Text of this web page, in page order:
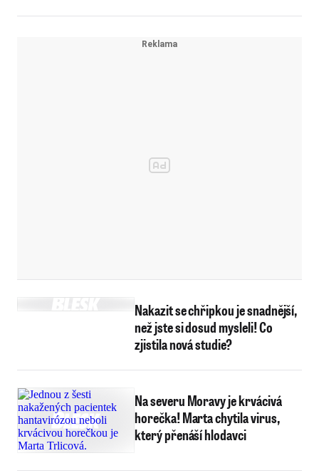
Nakazit se chřipkou je snadnější,
než jste si dosud mysleli! Co
zjistila nová studie?
Na severu Moravy je krvácivá
horečka! Marta chytila virus,
který přenáší hlodavci